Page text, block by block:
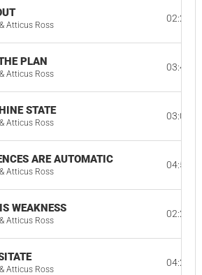
Atticus Ross
02:20
PLAN
Atticus Ross
03:45
STATE
Atticus Ross
03:07
ARE AUTOMATIC
Atticus Ross
04:57
WEAKNESS
Atticus Ross
02:27
Atticus Ross
04:25